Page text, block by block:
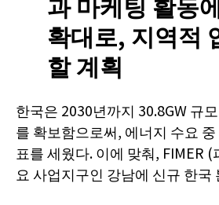
확대로, 지역적
할 계획
한국은 2030년까지 30.8GW 규
를 확보함으로써, 에너지 수요
표를 세웠다. 이에 맞춰, FIMER
요 사업지구인 강남에 신규 한국